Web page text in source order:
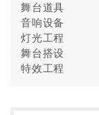
舞台道具
音响设备
灯光工程
舞台搭设
特效工程